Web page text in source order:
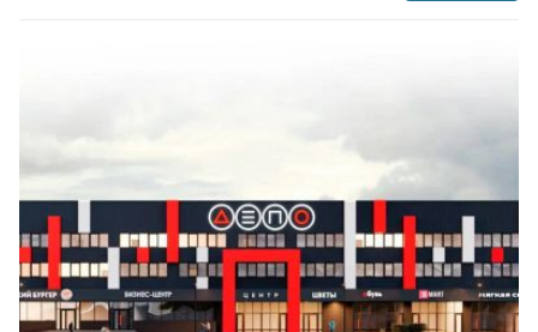
Красноярск
ул. 9 Мая,77,ТЦ Планета